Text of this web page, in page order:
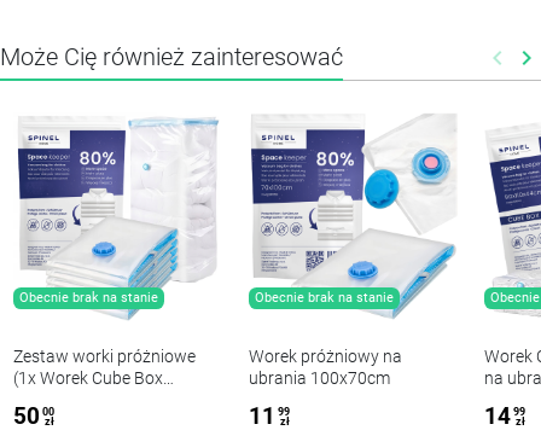
Może Cię również zainteresować keyboard_arrow_left keyboard_arrow_right
Obecnie brak na stanie
Zestaw worki próżniowe
(1x Worek Cube Box
80x60cm)
50 00
zł
Obecnie brak na stanie
Worek próżniowy na
ubrania 100x70cm
11 99
zł
Worek
na
14 99
zł